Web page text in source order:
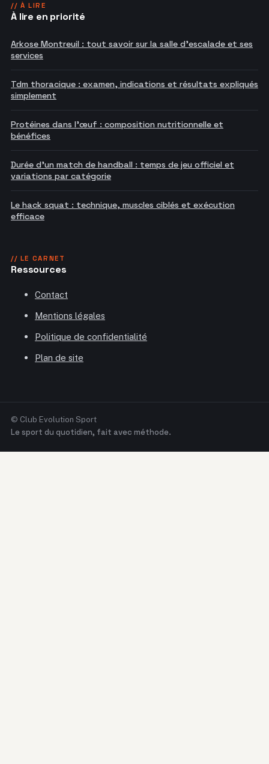
// À LIRE
À lire en priorité
Arkose Montreuil : tout savoir sur la salle d'escalade et ses
services
Tdm thoracique : examen, indications et résultats expliqués
simplement
Protéines dans l'œuf : composition nutritionnelle et
bénéfices
Durée d'un match de handball : temps de jeu officiel et
variations par catégorie
Le hack squat : technique, muscles ciblés et exécution
efficace
// LE CARNET
Ressources
Contact
Mentions légales
Politique de confidentialité
Plan de site
© Club Evolution Sport
Le sport du quotidien, fait avec méthode.